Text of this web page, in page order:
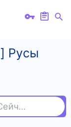
Русы
Найдите курс или автора. Сейчас ищут